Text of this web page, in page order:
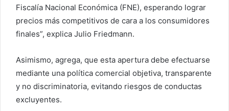
Fiscalía Nacional Económica (FNE), esperando lograr
precios más competitivos de cara a los consumidores
finales”, explica Julio Friedmann.
Asimismo, agrega, que esta apertura debe efectuarse
mediante una política comercial objetiva, transparente
y no discriminatoria, evitando riesgos de conductas
excluyentes.